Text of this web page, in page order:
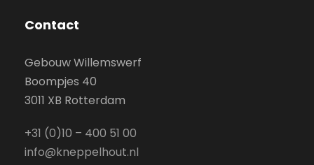
Contact
Gebouw Willemswerf
Boompjes 40
3011 XB Rotterdam
+31 (0)10 – 400 51 00
info@kneppelhout.nl